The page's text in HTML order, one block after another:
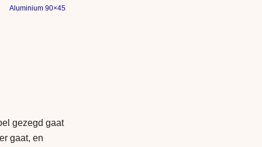
Aluminium 90×45
gezegd gaat
gaat, en